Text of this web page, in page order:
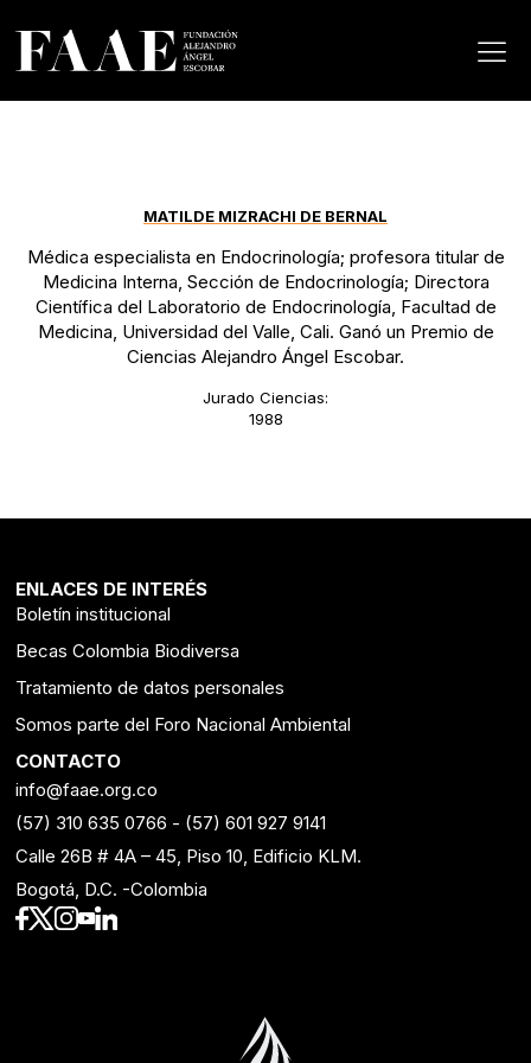
MATILDE MIZRACHI DE BERNAL
Médica especialista en Endocrinología; profesora titular de
Medicina Interna, Sección de Endocrinología; Directora
Científica del Laboratorio de Endocrinología, Facultad de
Medicina, Universidad del Valle, Cali. Ganó un Premio de
Ciencias Alejandro Ángel Escobar.
Jurado Ciencias:
1988
ENLACES DE INTERÉS
Boletín institucional
Becas Colombia Biodiversa
Tratamiento de datos personales
Somos parte del Foro Nacional Ambiental
CONTACTO
info@faae.org.co
(57) 310 635 0766 - (57) 601 927 9141
Calle 26B # 4A – 45, Piso 10, Edificio KLM.
Bogotá, D.C. -Colombia